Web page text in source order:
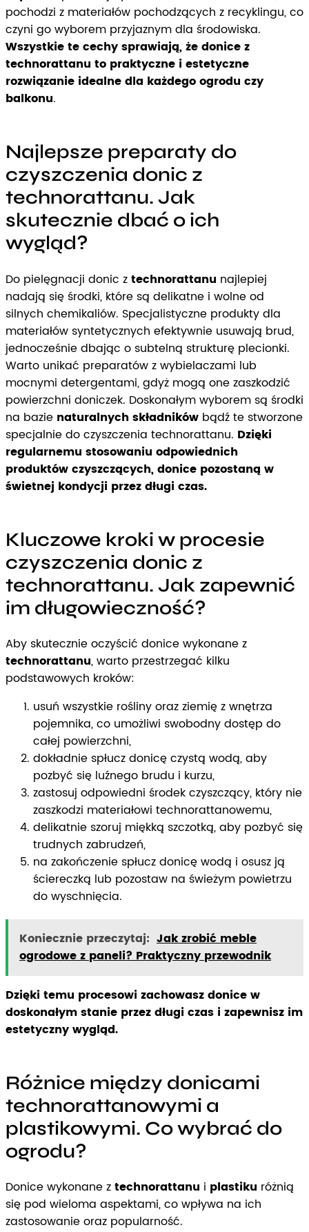
pochodzi z materiałów pochodzących z recyklingu, co
czyni go wyborem przyjaznym dla środowiska.
Wszystkie te cechy sprawiają, że donice z
technorattanu to praktyczne i estetyczne
rozwiązanie idealne dla każdego ogrodu czy
balkonu.
Najlepsze preparaty do
czyszczenia donic z
technorattanu. Jak
skutecznie dbać o ich
wygląd?
Do pielęgnacji donic ztechnorattanu najlepiej
nadają się środki, które są delikatne i wolne od
silnych chemikaliów. Specjalistyczne produkty dla
materiałów syntetycznych efektywnie usuwają brud,
jednocześnie dbając o subtelną strukturę plecionki.
Warto unikać preparatów z wybielaczami lub
mocnymi detergentami, gdyż mogą one zaszkodzić
powierzchni doniczek. Doskonałym wyborem są środki
na bazie naturalnych składników bądź te stworzone
specjalnie do czyszczenia technorattanu. Dzięki
regularnemu stosowaniu odpowiednich
produktów czyszczących, donice pozostaną w
świetnej kondycji przez długi czas.
Kluczowe kroki w procesie
czyszczenia donic z
technorattanu. Jak zapewnić
im długowieczność?
Aby skutecznie oczyścić donice wykonane z
technorattanu, warto przestrzegać kilku
podstawowych kroków:
usuń wszystkie rośliny oraz ziemię z wnętrza
pojemnika, co umożliwi swobodny dostęp do
całej powierzchni,
dokładnie spłucz donicę czystą wodą, aby
pozbyć się luźnego brudu i kurzu,
zastosuj odpowiedni środek czyszczący, który nie
zaszkodzi materiałowi technorattanowemu,
delikatnie szoruj miękką szczotką, aby pozbyć się
trudnych zabrudzeń,
na zakończenie spłucz donicę wodą i osusz ją
ściereczką lub pozostaw na świeżym powietrzu
do wyschnięcia.
Koniecznie przeczytaj: Jak zrobić meble
ogrodowe z paneli? Praktyczny przewodnik
Dzięki temu procesowi zachowasz donice w
doskonałym stanie przez długi czas i zapewnisz im
estetyczny wygląd.
Różnice między donicami
technorattanowymi a
plastikowymi. Co wybrać do
ogrodu?
Donice wykonane ztechnorattanu i plastiku różnią
się pod wieloma aspektami, co wpływa na ich
zastosowanie oraz popularność.